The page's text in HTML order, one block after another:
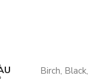
Birch, Black,